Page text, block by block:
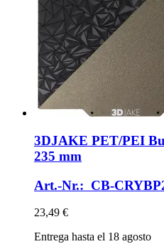
3DJAKE PET/PEI
235 mm
Art.-Nr.: CB-
23,49 €
Entrega hasta el 18 agosto